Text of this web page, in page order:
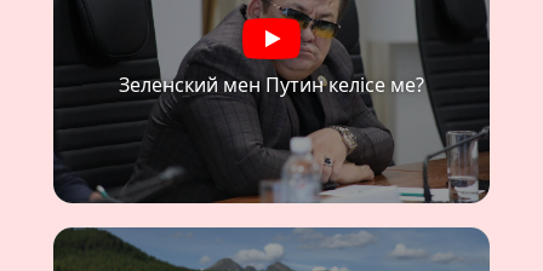
Зеленский мен Путин келісе ме?